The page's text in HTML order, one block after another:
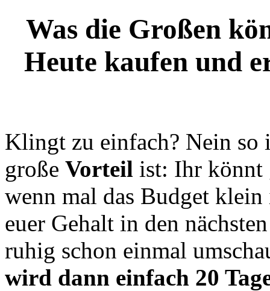
Was die Großen
Heute kaufen und
Klingt zu einfach? Nein so
große Vorteil ist: Ihr könnt
wenn mal das Budget
euer Gehalt in den
ruhig schon einmal
wird dann einfach 20